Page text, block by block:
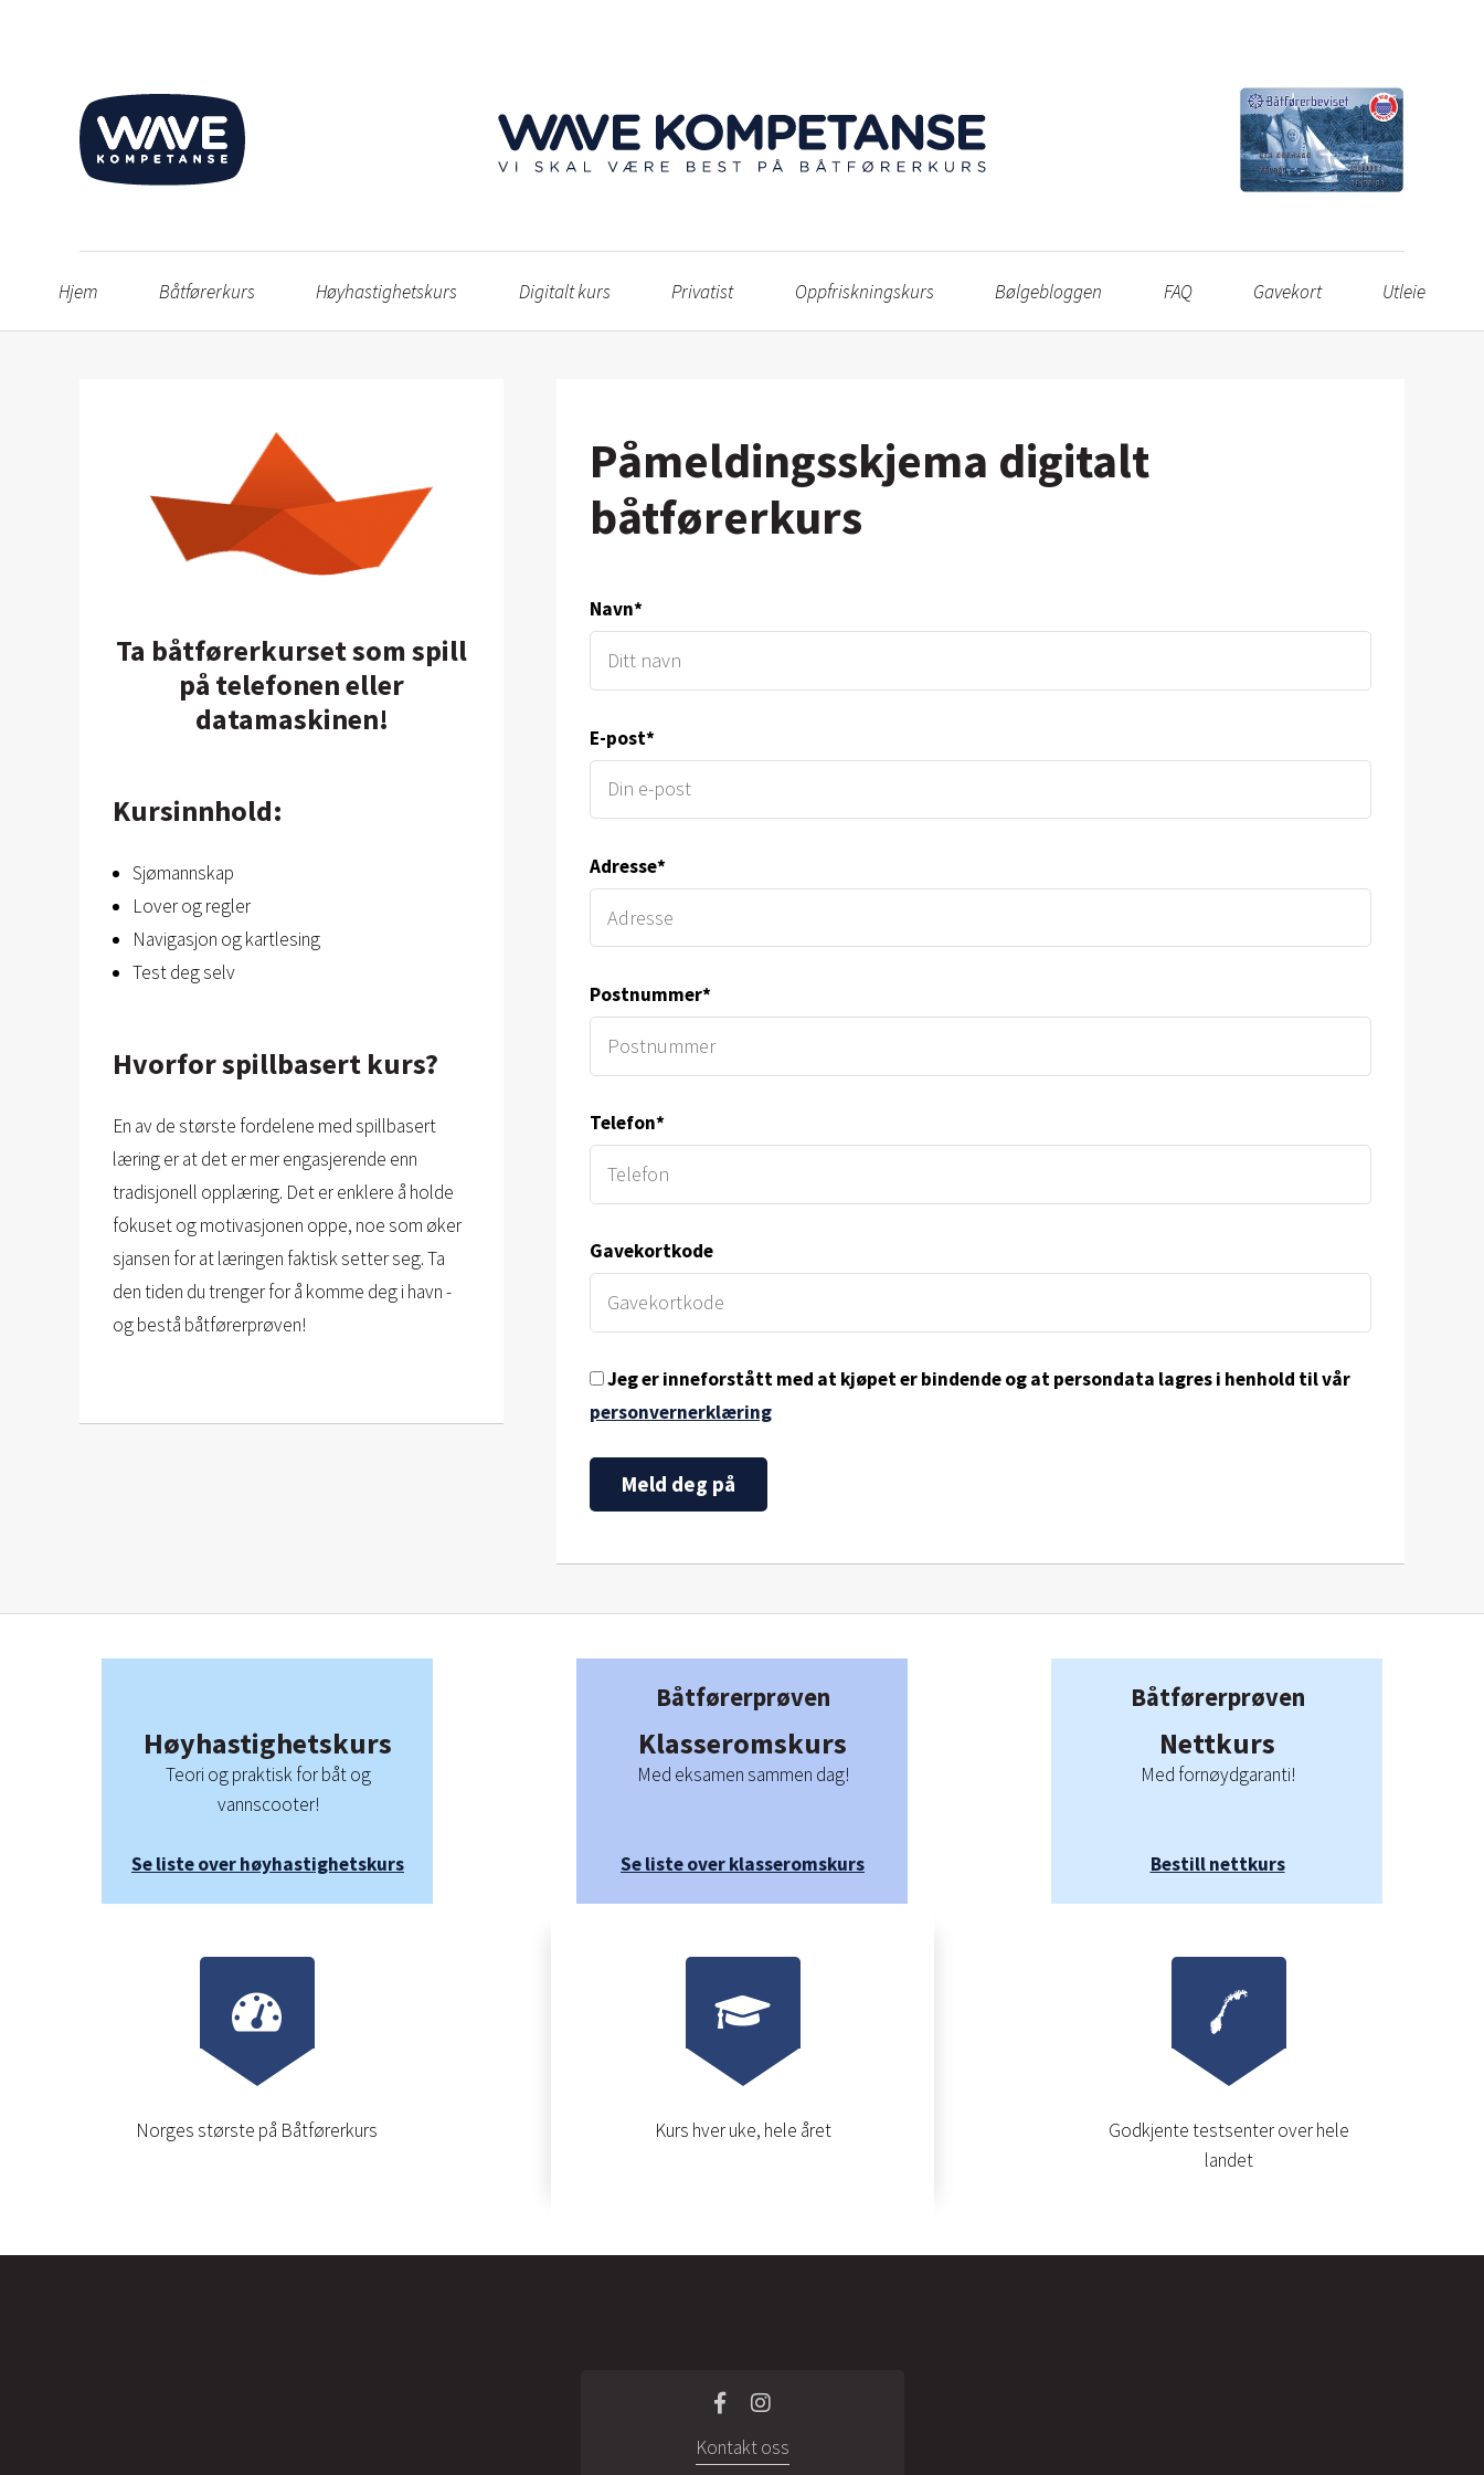
Hjem Båtførerkurs Høyhastighetskurs Digitalt kurs Privatist Oppfriskningskurs Bølgebloggen FAQ Gavekort Utleie
Ta båtførerkurset som spill
på telefonen eller
datamaskinen!
Kursinnhold:
Sjømannskap
Lover og regler
Navigasjon og kartlesing
Test deg selv
Hvorfor spillbasert kurs?
En av de største fordelene med spillbasert
læring er at det er mer engasjerende enn
tradisjonell opplæring. Det er enklere å holde
fokuset og motivasjonen oppe, noe som øker
sjansen for at læringen faktisk setter seg. Ta
den tiden du trenger for å komme deg i havn -
og bestå båtførerprøven!
Påmeldingsskjema digitalt
båtførerkurs
Navn*
E-post*
Adresse*
Postnummer*
Telefon*
Gavekortkode
Jeg er inneforstått med at kjøpet er bindende og at persondata lagres i henhold til vår
personvernerklæring
Meld deg på
Høyhastighetskurs
Teori og praktisk for båt og
vannscooter!
Se liste over høyhastighetskurs
Båtførerprøven
Klasseromskurs
Med eksamen sammen dag!
Se liste over klasseromskurs
Båtførerprøven
Nettkurs
Med fornøydgaranti!
Bestill nettkurs
Norges største på Båtførerkurs Kurs hver uke, hele året
Godkjente testsenter over hele
landet
Kontakt oss